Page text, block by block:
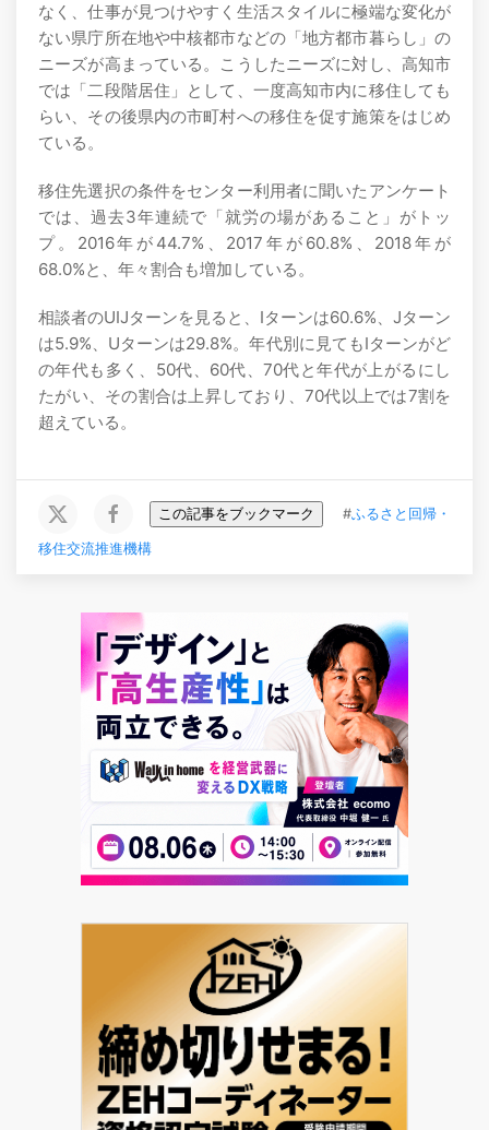
なく、仕事が見つけやすく生活スタイルに極端な変化が
ない県庁所在地や中核都市などの「地方都市暮らし」の
ニーズが高まっている。こうしたニーズに対し、高知市
では「二段階居住」として、一度高知市内に移住しても
らい、その後県内の市町村への移住を促す施策をはじめ
ている。
移住先選択の条件をセンター利用者に聞いたアンケート
では、過去3年連続で「就労の場があること」がトッ
プ。2016年が44.7%、2017年が60.8%、2018年が
68.0%と、年々割合も増加している。
相談者のUIJターンを見ると、Iターンは60.6%、Jターン
は5.9%、Uターンは29.8%。年代別に見てもIターンがど
の年代も多く、50代、60代、70代と年代が上がるにし
たがい、その割合は上昇しており、70代以上では7割を
超えている。
この記事をブックマーク #ふるさと回帰・
移住交流推進機構